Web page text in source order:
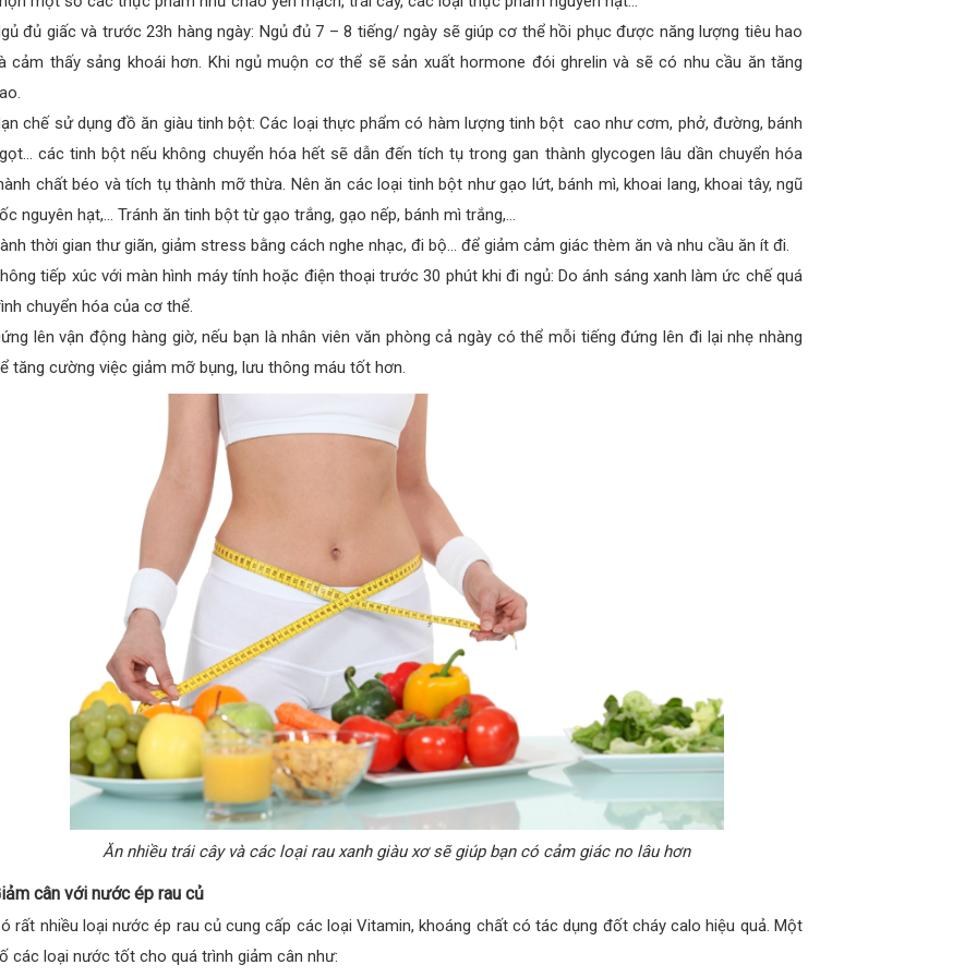
đủ giấc và trước 23h hàng ngày: Ngủ đủ 7 – 8 tiếng/ ngày sẽ giúp cơ thể hồi phục được năng lượng tiêu hao
cảm thấy sảng khoái hơn. Khi ngủ muộn cơ thể sẽ sản xuất hormone đói ghrelin và sẽ có nhu cầu ăn tăng
chế sử dụng đồ ăn giàu tinh bột: Các loại thực phẩm có hàm lượng tinh bột cao như cơm, phở, đường, bánh
các tinh bột nếu không chuyển hóa hết sẽ dẫn đến tích tụ trong gan thành glycogen lâu dần chuyển hóa
chất béo và tích tụ thành mỡ thừa. Nên ăn các loại tinh bột như gạo lứt, bánh mì, khoai lang, khoai tây, ngũ
nguyên hạt,… Tránh ăn tinh bột từ gạo trắng, gạo nếp, bánh mì trắng,…
thời gian thư giãn, giảm stress bằng cách nghe nhạc, đi bộ… để giảm cảm giác thèm ăn và nhu cầu ăn ít đi.
tiếp xúc với màn hình máy tính hoặc điện thoại trước 30 phút khi đi ngủ: Do ánh sáng xanh làm ức chế quá
chuyển hóa của cơ thể.
lên vận động hàng giờ, nếu bạn là nhân viên văn phòng cả ngày có thể mỗi tiếng đứng lên đi lại nhẹ nhàng
tăng cường việc giảm mỡ bụng, lưu thông máu tốt hơn.
Ăn nhiều trái cây và các loại rau xanh giàu xơ sẽ giúp bạn có cảm giác no lâu hơn
cân với nước ép rau củ
rất nhiều loại nước ép rau củ cung cấp các loại Vitamin, khoáng chất có tác dụng đốt cháy calo hiệu quả. Một
các loại nước tốt cho quá trình giảm cân như: